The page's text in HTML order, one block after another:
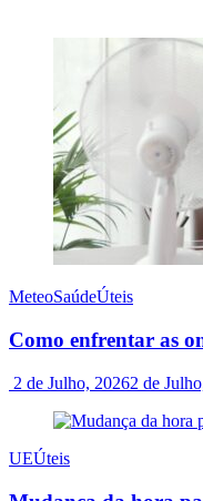
MeteoSaúdeÚteis
Como enfrentar as
2 de Julho, 20262 de
UEÚteis